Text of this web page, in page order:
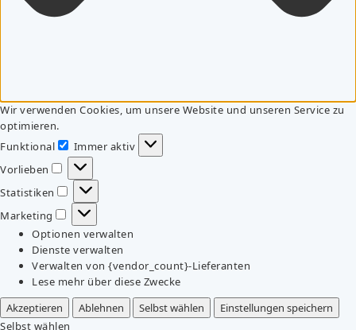
Wir verwenden Cookies, um unsere Website und unseren Service zu
optimieren.
Funktional
Funktional
Immer aktiv
Vorlieben
Vorlieben
Statistiken
Statistiken
Marketing
Marketing
Optionen verwalten
Dienste verwalten
Verwalten von {vendor_count}-Lieferanten
Lese mehr über diese Zwecke
Akzeptieren
Ablehnen Selbst wählen
Einstellungen speichern
Selbst wählen